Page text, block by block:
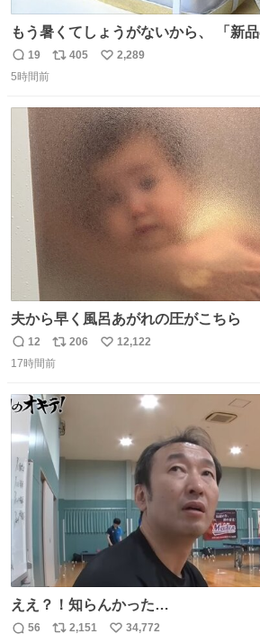
もう暑くてしょうがないから、 「新
のミニチュア」 でも見ていってよ
返
信
19
リ
ト
数
405
い
数
2,289
5時間前
夫から早く風呂あがれの圧がこちら
返
信
12
リ
ポ
ト
数
206
い
12,122
17時間前
ええ？！知らんかった…
56 2,151 34,772